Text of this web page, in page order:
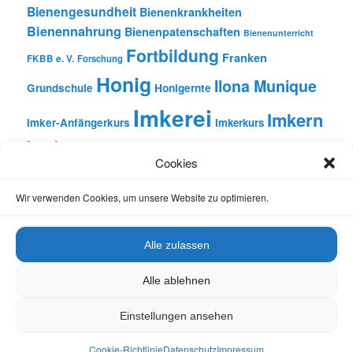
Cookies
Wir verwenden Cookies, um unsere Website zu optimieren.
Alle zulassen
Alle ablehnen
Einstellungen ansehen
Cookie-RichtlinieDatenschutzImpressum
Bienengesundheit Bienenkrankheiten
Bienennahrung Bienenpatenschaften Bienenunterricht
FKBB e. V. Forschung Fortbildung Franken
Grundschule Honig Honigernte Ilona Munique
Imker-Anfängerkurs Imkerei Imkerkurs Imkern
Insekten
Natur Oberfranken
Unterricht
Vortrag Wachs
Datenschutz Stolz präsentiert von WordPress